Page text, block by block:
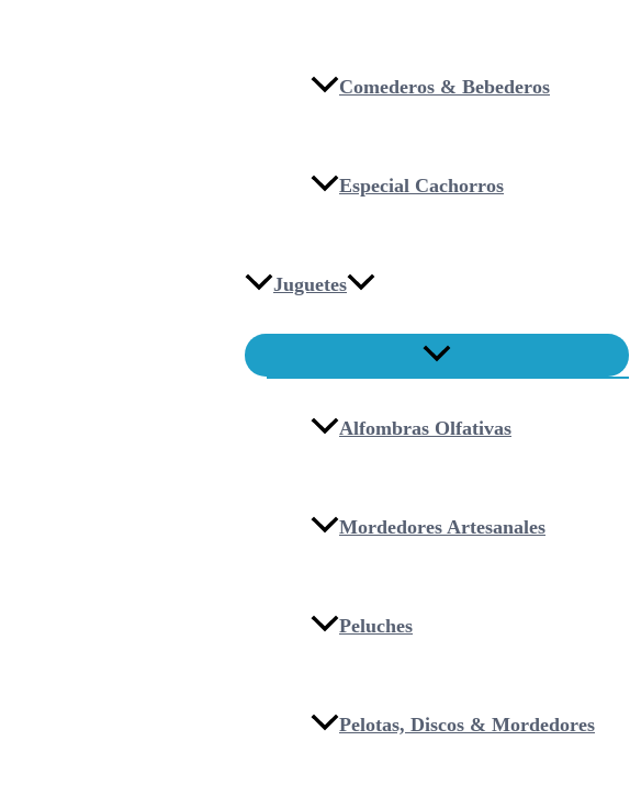
Comederos & Bebederos
Especial Cachorros
Juguetes
Alfombras Olfativas
Mordedores Artesanales
Peluches
Pelotas, Discos & Mordedores